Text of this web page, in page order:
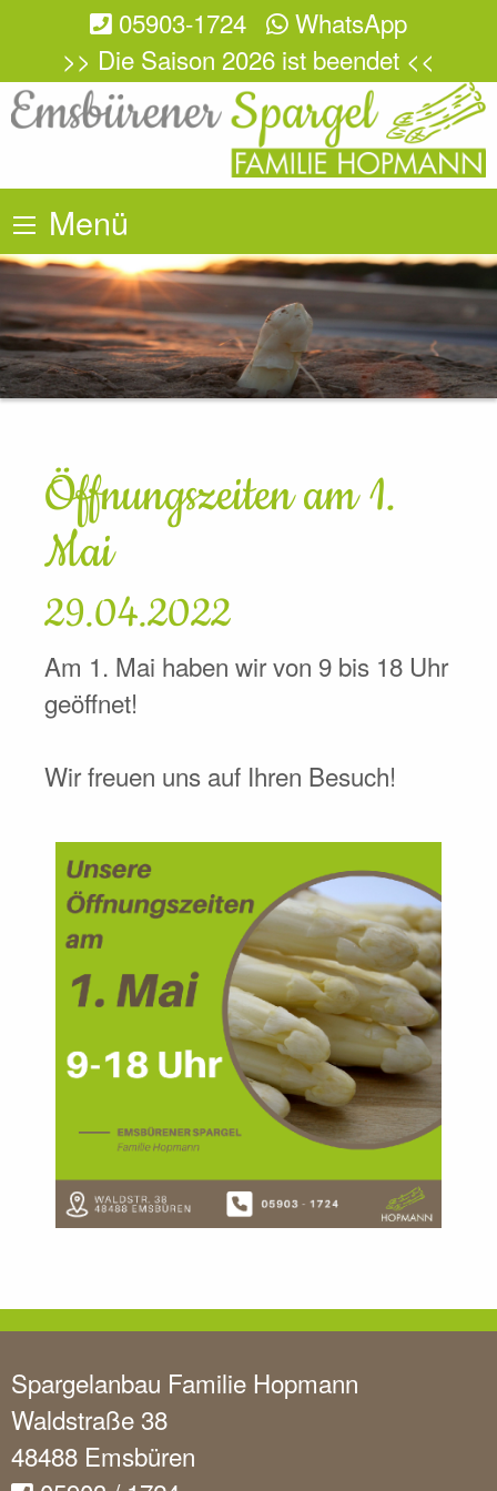
05903-1724
WhatsApp
>> Die Saison 2026 ist beendet <<
Menü
Öffnungszeiten am 1.
Mai
29.04.2022
Am 1. Mai haben wir von 9 bis 18 Uhr
geöffnet!
Wir freuen uns auf Ihren Besuch!
Spargelanbau Familie Hopmann
Waldstraße 38
48488 Emsbüren